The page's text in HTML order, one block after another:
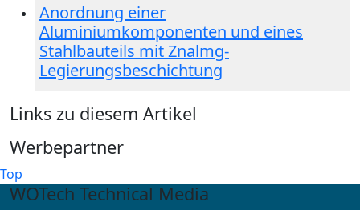
Anordnung einer
Aluminiumkomponenten und eines
Stahlbauteils mit Znalmg-
Legierungsbeschichtung
Links zu diesem Artikel
Werbepartner
Top
WOTech Technical Media